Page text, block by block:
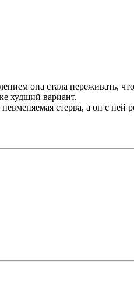
она стала переживать, что
худший вариант.
стерва, а он с ней